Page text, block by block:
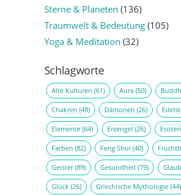
Sterne & Planeten (136)
Traumwelt & Bedeutung(105)
Yoga & Meditation (32)
Schlagworte
Alte Kulturen (61) Aura(50)
Chakren (48) Dämonen (26)
Elemente(64) Erzengel (26)
Farben (82) Feng Shui (40)
Geister(89) Gesundheit(79)
Glück(26) Griechische Mythologie(44)